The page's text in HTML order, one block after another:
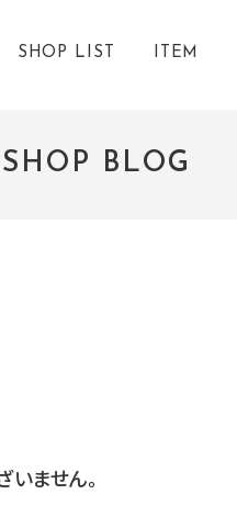
SHOP LIST ITEM
SHOP BLOG
ません。